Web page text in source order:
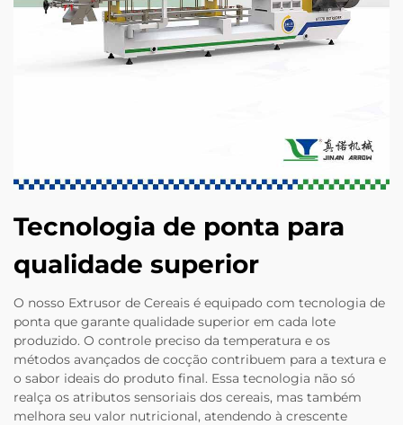
Tecnologia de ponta para
qualidade superior
O nosso Extrusor de Cereais é equipado com tecnologia de
ponta que garante qualidade superior em cada lote
produzido. O controle preciso da temperatura e os
métodos avançados de cocção contribuem para a textura e
o sabor ideais do produto final. Essa tecnologia não só
realça os atributos sensoriais dos cereais, mas também
melhora seu valor nutricional, atendendo à crescente